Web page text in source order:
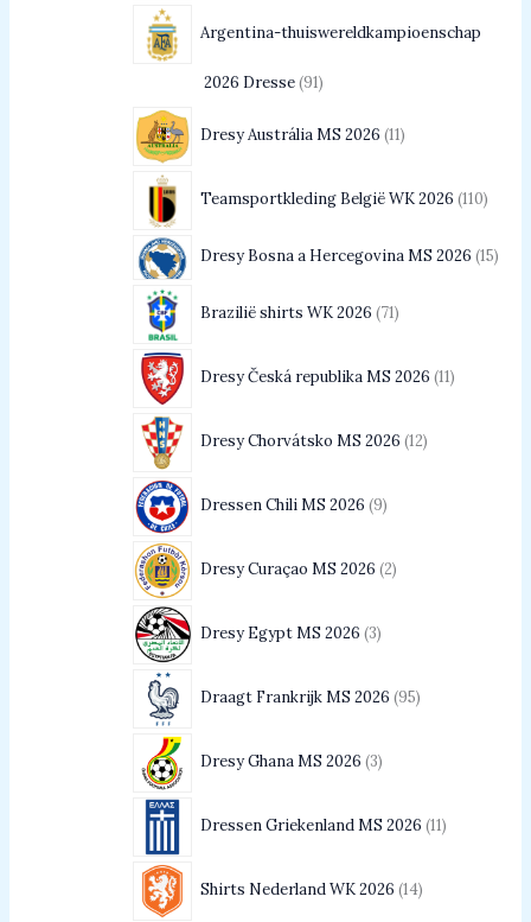
Argentina-thuiswereldkampioenschap
2026 Dresse 91
Dresy Austrália MS 2026 11
Teamsportkleding België WK 2026 110
Dresy Bosna a Hercegovina MS 2026 15
Brazilië shirts WK 2026 71
Dresy Česká republika MS 2026 11
Dresy Chorvátsko MS 2026 12
Dressen Chili MS 2026 9
Dresy Curaçao MS 2026 2
Dresy Egypt MS 2026 3
Draagt Frankrijk MS 2026 95
Dresy Ghana MS 2026 3
Dressen Griekenland MS 2026 11
Shirts Nederland WK 2026 14